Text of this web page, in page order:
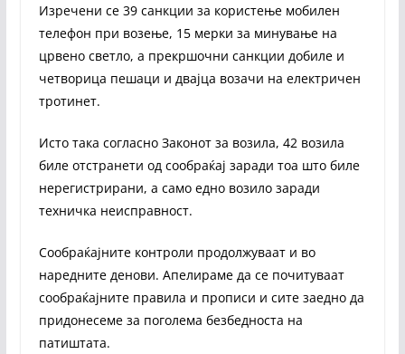
Изречени се 39 санкции за користење мобилен
телефон при возење, 15 мерки за минување на
црвено светло, а прекршочни санкции добиле и
четворица пешаци и двајца возачи на електричен
тротинет.
Исто така согласно Законот за возила, 42 возила
биле отстранети од сообраќај заради тоа што биле
нерегистрирани, а само едно возило заради
техничка неисправност.
Сообраќајните контроли продолжуваат и во
наредните денови. Апелираме да се почитуваат
сообраќајните правила и прописи и сите заедно да
придонесеме за поголема безбедноста на
патиштата.